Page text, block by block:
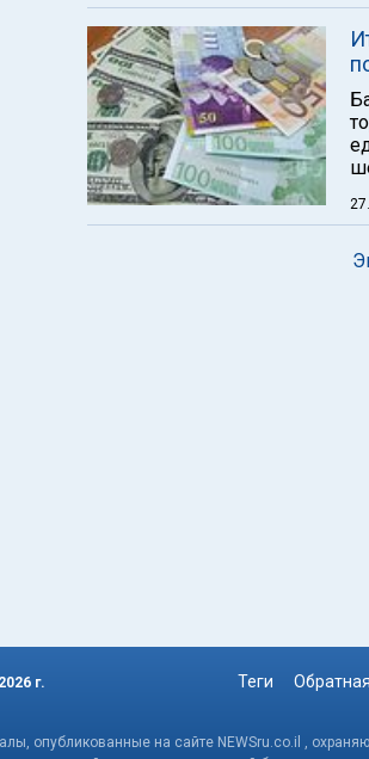
г. Теги
опубликованные на сайте NEWSru.co.il ,